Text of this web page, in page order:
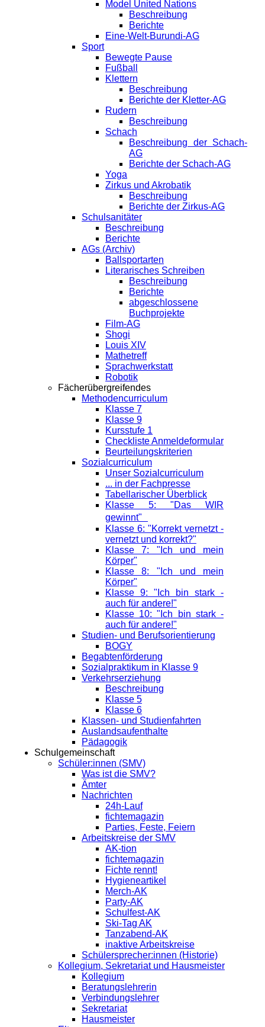
Model United Nations
Beschreibung
Berichte
Eine-Welt-Burundi-AG
Sport
Bewegte Pause
Fußball
Klettern
Beschreibung
Berichte der Kletter-AG
Rudern
Beschreibung
Schach
Beschreibung der Schach-
AG
Berichte der Schach-AG
Yoga
Zirkus und Akrobatik
Beschreibung
Berichte der Zirkus-AG
Schulsanitäter
Beschreibung
Berichte
AGs (Archiv)
Ballsportarten
Literarisches Schreiben
Beschreibung
Berichte
abgeschlossene
Buchprojekte
Film-AG
Shogi
Louis XIV
Mathetreff
Sprachwerkstatt
Robotik
Fächerübergreifendes
Methodencurriculum
Klasse 7
Klasse 9
Kursstufe 1
Checkliste Anmeldeformular
Beurteilungskriterien
Sozialcurriculum
Unser Sozialcurriculum
... in der Fachpresse
Tabellarischer Überblick
Klasse 5: "Das WIR
gewinnt"
Klasse 6: "Korrekt vernetzt -
vernetzt und korrekt?"
Klasse 7: "Ich und mein
Körper"
Klasse 8: "Ich und mein
Körper"
Klasse 9: "Ich bin stark -
auch für andere!"
Klasse 10: "Ich bin stark -
auch für andere!"
Studien- und Berufsorientierung
BOGY
Begabtenförderung
Sozialpraktikum in Klasse 9
Verkehrserziehung
Beschreibung
Klasse 5
Klasse 6
Klassen- und Studienfahrten
Auslandsaufenthalte
Pädagogik
Schulgemeinschaft
Schüler:innen (SMV)
Was ist die SMV?
Ämter
Nachrichten
24h-Lauf
fichtemagazin
Parties, Feste, Feiern
Arbeitskreise der SMV
AK-tion
fichtemagazin
Fichte rennt!
Hygieneartikel
Merch-AK
Party-AK
Schulfest-AK
Ski-Tag AK
Tanzabend-AK
inaktive Arbeitskreise
Schülersprecher:innen (Historie)
Kollegium, Sekretariat und Hausmeister
Kollegium
Beratungslehrerin
Verbindungslehrer
Sekretariat
Hausmeister